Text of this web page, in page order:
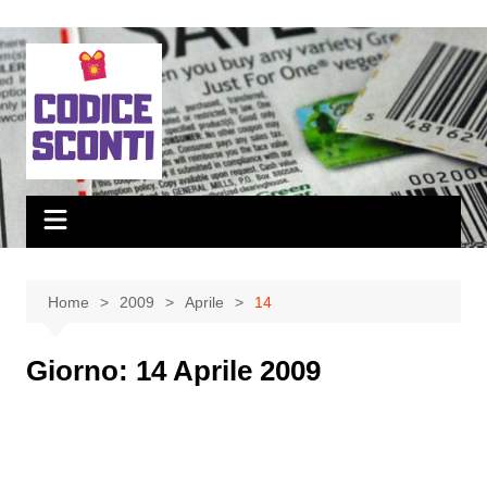
al
contenuto
Home 2009 Aprile 14
Giorno: 14 Aprile 2009